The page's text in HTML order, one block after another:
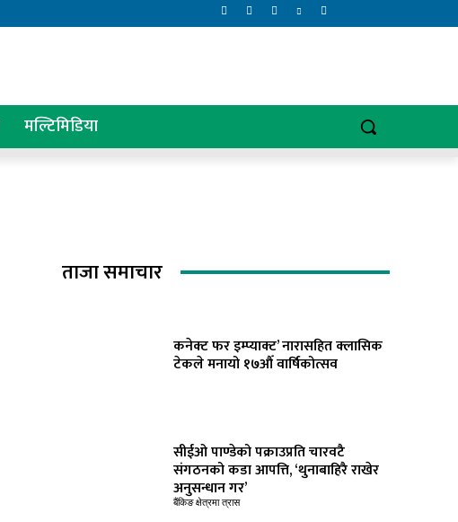
मल्टिमिडिया
ताजा समाचार
कनेक्ट फर इम्प्याक्ट’ नारासहित क्लासिक
टेकले मनायो १७औँ वार्षिकोत्सव
सीईओ पाण्डेको पक्राउप्रति चारवटै
संगठनको कडा आपत्ति, ‘थुनाबाहिरै राखेर
अनुसन्धान गर’
बैंकिङ क्षेत्रमा त्रास